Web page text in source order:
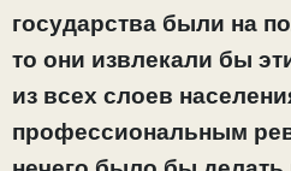
государства были на
то они извлекали бы
из всех слоев
профессиональным